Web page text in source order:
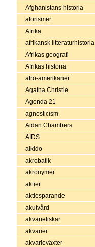
Afghanistans historia
aforismer
Afrika
afrikansk litteraturhistoria
Afrikas geografi
Afrikas historia
afro-amerikaner
Agatha Christie
Agenda 21
agnosticism
Aidan Chambers
AIDS
aikido
akrobatik
akronymer
aktier
aktiesparande
akutvård
akvariefiskar
akvarier
akvarieväxter